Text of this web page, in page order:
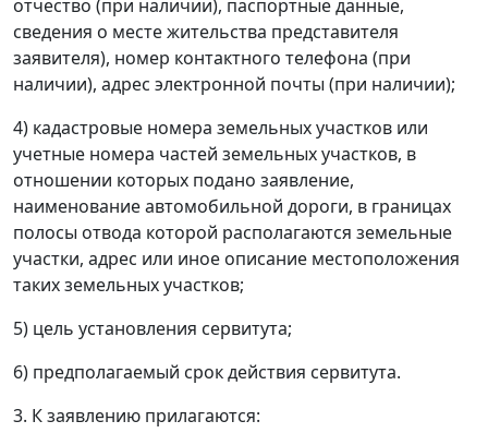
отчество (при наличии), паспортные данные,
сведения о месте жительства представителя
заявителя), номер контактного телефона (при
наличии), адрес электронной почты (при наличии);
4) кадастровые номера земельных участков или
учетные номера частей земельных участков, в
отношении которых подано заявление,
наименование автомобильной дороги, в границах
полосы отвода которой располагаются земельные
участки, адрес или иное описание местоположения
таких земельных участков;
5) цель установления сервитута;
6) предполагаемый срок действия сервитута.
3. К заявлению прилагаются: